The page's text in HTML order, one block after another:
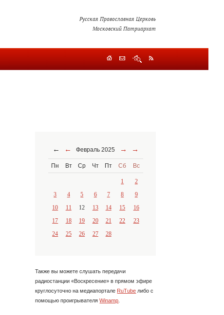
Русская Православная Церковь
Московский Патриархат
← ← Февраль 2025 → →
Пн Вт Ср Чт Пт Сб Вс
1
2
3
4 5 6 7 8
9
10
11 12 13 14 15
16
17
18 19 20 21 22
23
24
25 26 27 28
Также вы можете слушать передачи
радиостанции «Воскресение» в прямом эфире
круглосуточно на медиапортале RuTube либо с
помощью проигрывателяWinamp.